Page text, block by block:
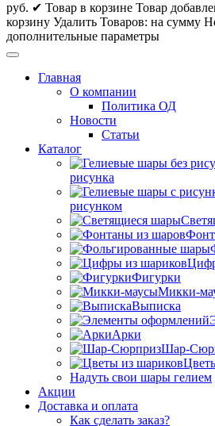
руб. ✔ Товар в корзине Товар
корзину Удалить Товаров: на сумму
дополнительные параметры
Главная
О компании
Политика ОД
Новости
Статьи
Каталог
рисунка
рисунком
Фигурки
Микки-
Выписка
Арки
Шар-
Надуть свои шары гелием
Акции
Доставка и оплата
Как сделать заказ?